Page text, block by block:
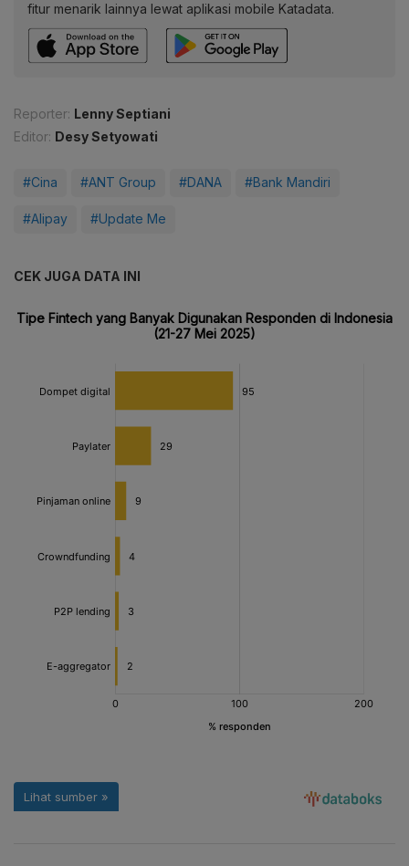
fitur menarik lainnya lewat aplikasi mobile Katadata.
Reporter: Lenny Septiani
Editor: Desy Setyowati
#Cina #ANT Group #DANA #Bank Mandiri
#Alipay #Update Me
CEK JUGA DATA INI